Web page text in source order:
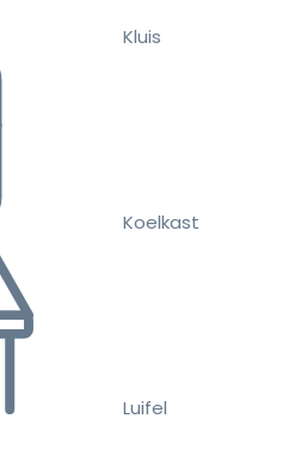
Kluis
Koelkast
Luifel